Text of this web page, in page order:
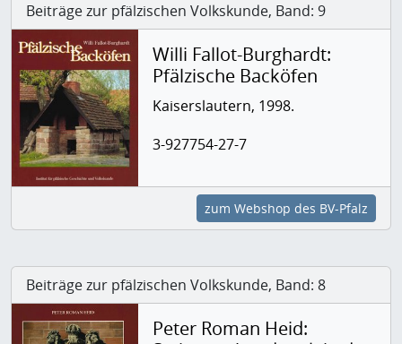
Beiträge zur pfälzischen Volkskunde, Band: 9
Willi Fallot-Burghardt:
Pfälzische Backöfen
Kaiserslautern, 1998.
3-927754-27-7
zum Webshop des BV-Pfalz
Beiträge zur pfälzischen Volkskunde, Band: 8
Peter Roman Heid: